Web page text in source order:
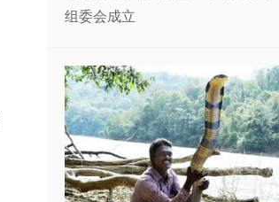
组委会成立